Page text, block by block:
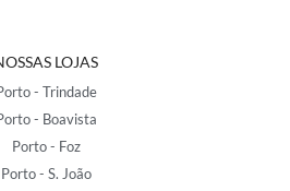
LOJAS
- Trindade
- Boavista
Porto - Foz
Porto - S. João